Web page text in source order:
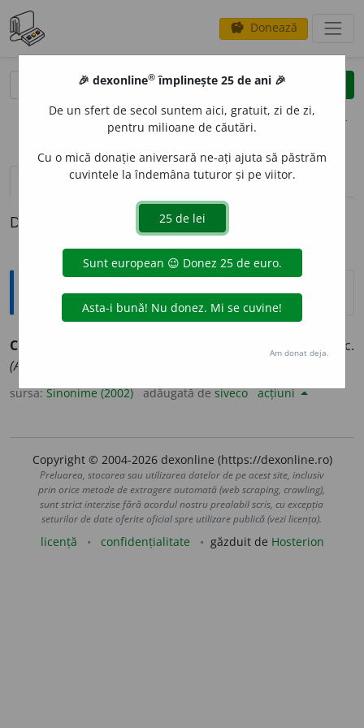
savings Donează
clear
opțiuni
definiții (1) pronunțievolume_up (2)
Definiția cu ID-ul 177772:
Sinonime
CLERIC
ecleziastic, preoțesc, (pop.) popesc.
(Adunare ~.)
sursa:Sinonime (2002) adăugată desiveco acțiuni
Copyright © 2004-2026 dexonline (https://dexonline.ro)
Preluarea, stocarea sau utilizarea datelor de pe acest site, inclusiv
prin orice metode de extragere automată (web scraping, crawling),
sunt strict interzise fără acordul nostru prealabil scris, cu excepția
seturilor de date oferite oficial spre utilizare publică (vezi licența).
licență confidențialitate găzduit de Hosterion
🎉 dexonline® împlinește 25 de ani 🎉
De un sfert de secol suntem aici, gratuit, zi de zi,
pentru milioane de căutări.
Cu o mică donație aniversară ne-ați ajuta să păstrăm
cuvintele la îndemâna tuturor și pe viitor.
Am donat deja.